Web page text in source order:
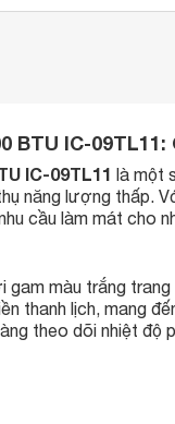
BTU IC-
IC-09TL11 là một
năng lượng thấp.
cầu làm mát cho
màu trắng
thanh lịch, mang
theo dõi nhiệt độ